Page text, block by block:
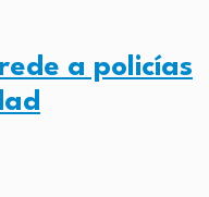
a policías